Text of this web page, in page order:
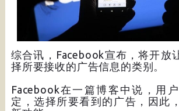
综合讯，Facebook宣布，将开放
择所要接收的广告信息的类别。
Facebook在一篇博客中说，用
定，选择所要看到的广告，因此